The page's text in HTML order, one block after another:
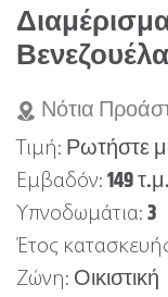
content
Νότια
Τιμή: Ρωτήστε
Εμβαδόν: 149 τ.μ.
Υπνοδωμάτια: 3
Έτος
Ζώνη: Οικιστική